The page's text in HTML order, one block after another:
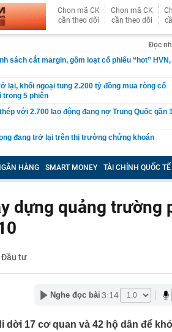
Chọn mã CK
cần theo dõi
Chọn mã CK
cần theo dõi
Đọc
sách cắt margin, gồm loạt cổ phiếu “hot” HVN,
lại, khối ngoại tung 2.200 tỷ đồng mua ròng cổ
trong 5 phiên
với 2.700 lao động đang nợ Trung Quốc gần
đang trở lại trên thị trường chứng khoán
ăn cà tím mỗi ngày để chữa tiểu đường, 3
ăn gì thế?"
thự 9 phòng ngủ ở TP.HCM giá gốc 600 tỷ,
phim Tết 2027, nghe tên ai cũng quả quyết
kín suốt 15 năm trên iPhone
trời đang được dùng theo 1 cách rất khác
có khả năng tích tụ kim loại nặng, người Việt
đi học trở lại của học sinh 34 tỉnh, thành phố
như món nào cũng có hành lá?
HÀNG SMART MONEY TÀI CHÍNH QUỐC TẾ
dựng quảng trường
Đầu tư
Nghe đọc bài 3:14
dời 17 cơ quan và 42 hộ dân để